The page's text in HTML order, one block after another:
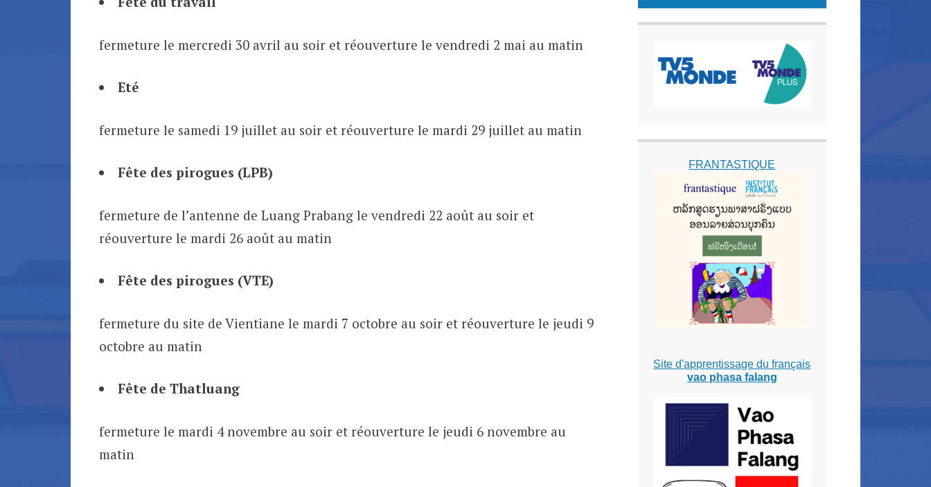
fermeture le mercredi 30 avril au soir et réouverture le vendredi 2 mai au matin
Eté
fermeture le samedi 19 juillet au soir et réouverture le mardi 29 juillet au matin
Fête des pirogues (LPB)
fermeture de l’antenne de Luang Prabang le vendredi 22 août au soir et
réouverture le mardi 26 août au matin
Fête des pirogues (VTE)
fermeture du site de Vientiane le mardi 7 octobre au soir et réouverture le jeudi 9
octobre au matin
Fête de Thatluang
fermeture le mardi 4 novembre au soir et réouverture le jeudi 6 novembre au
matin
FRANTASTIQUE
Site d'apprentissage du français
vao phasa falang